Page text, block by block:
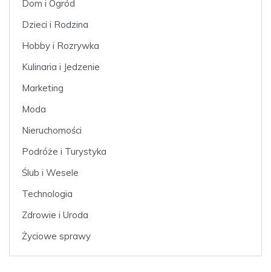
Dom i Ogród
Dzieci i Rodzina
Hobby i Rozrywka
Kulinaria i Jedzenie
Marketing
Moda
Nieruchomości
Podróże i Turystyka
Ślub i Wesele
Technologia
Zdrowie i Uroda
Życiowe sprawy